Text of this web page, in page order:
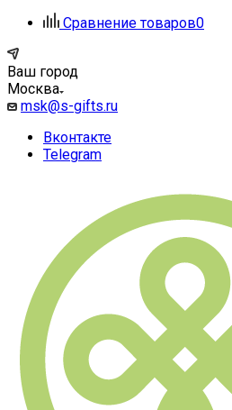
Сравнение товаров0
Ваш город
Москва
msk@s-gifts.ru
Вконтакте
Telegram